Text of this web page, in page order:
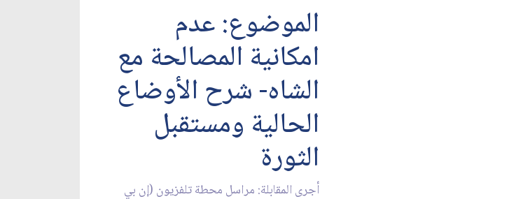
الموضوع: عدم
امكانية المصالحة مع
الشاه- شرح الأوضاع
الحالية ومستقبل
الثورة
أجرى المقابلة: مراسل محطة تلفزيون (إن بي